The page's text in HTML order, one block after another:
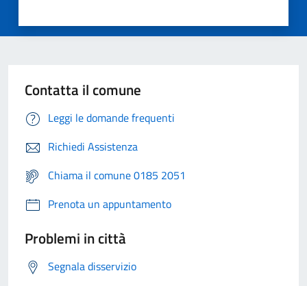
Contatta il comune
Leggi le domande frequenti
Richiedi Assistenza
Chiama il comune 0185 2051
Prenota un appuntamento
Problemi in città
Segnala disservizio